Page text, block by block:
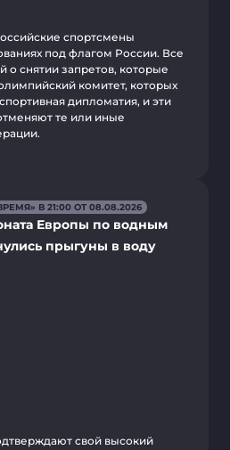
спортсмены
под флагом России. Все
о снятии запретов, которые
комитет, которых
дипломатия, и эти
те или иные
В 21:00 ОТ 08.08.2026
Европы по водным
прыгуны в воду
свой высокий